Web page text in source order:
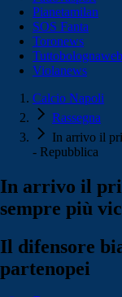
Pianetamilan
SOS Fanta
Toronews
Tuttobolognaweb
Violanews
Calcio Napoli
Rassegna
In arrivo il
- Repubblica
In arrivo il
sempre più
Il difensore
partenopei